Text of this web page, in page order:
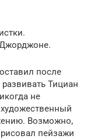
после
Тициан
не
художественный
Возможно,
пейзажи